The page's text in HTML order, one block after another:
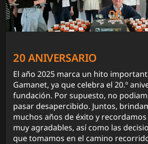
20 ANIVERSARIO
El año 2025 marca un hito
Gamanet, ya que celebra el 20.º
fundación. Por supuesto, no
pasar desapercibido. Juntos,
muchos años de éxito y
muy agradables, así como las
que tomamos en el camino